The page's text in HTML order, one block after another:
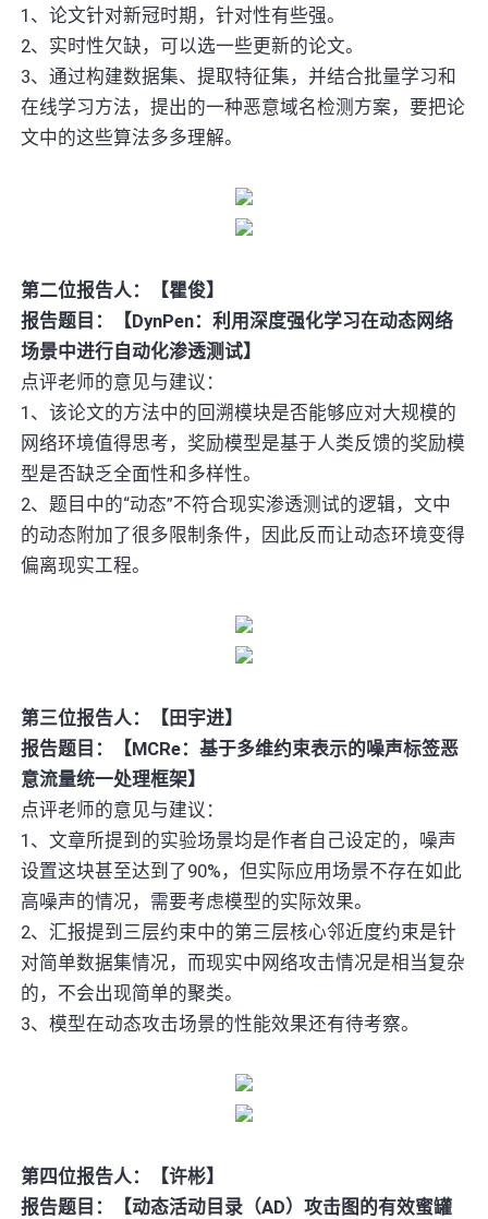
1、论文针对新冠时期，针对性有些强。
2、实时性欠缺，可以选一些更新的论文。
3、通过构建数据集、提取特征集，并结合批量学习和
在线学习方法，提出的一种恶意域名检测方案，要把论
文中的这些算法多多理解。
第二位报告人：【瞿俊】
报告题目：【DynPen：利用深度强化学习在动态网络
场景中进行自动化渗透测试】
点评老师的意见与建议：
1、该论文的方法中的回溯模块是否能够应对大规模的
网络环境值得思考，奖励模型是基于人类反馈的奖励模
型是否缺乏全面性和多样性。
2、题目中的“动态”不符合现实渗透测试的逻辑，文中
的动态附加了很多限制条件，因此反而让动态环境变得
偏离现实工程。
第三位报告人：【田宇进】
报告题目：【MCRe：基于多维约束表示的噪声标签恶
意流量统⼀处理框架】
点评老师的意见与建议：
1、文章所提到的实验场景均是作者自己设定的，噪声
设置这块甚至达到了90%，但实际应用场景不存在如此
高噪声的情况，需要考虑模型的实际效果。
2、汇报提到三层约束中的第三层核心邻近度约束是针
对简单数据集情况，而现实中网络攻击情况是相当复杂
的，不会出现简单的聚类。
3、模型在动态攻击场景的性能效果还有待考察。
第四位报告人：【许彬】
报告题目：【动态活动目录（AD）攻击图的有效蜜罐